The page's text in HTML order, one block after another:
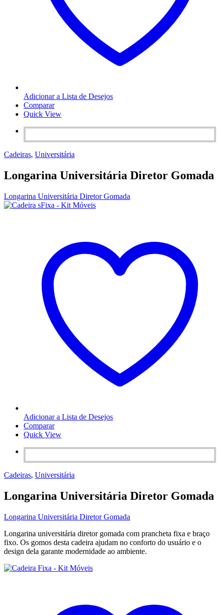
Adicionar a Lista de Desejos
Comparar
Quick View
Cadeiras, Universitária
Longarina Universitária Diretor Gomada
Longarina Universitária Diretor Gomada
Adicionar a Lista de Desejos
Comparar
Quick View
Cadeiras, Universitária
Longarina Universitária Diretor Gomada
Longarina Universitária Diretor Gomada
Longarina universitária diretor gomada com prancheta fixa e braço
fixo. Os gomos desta cadeira ajudam no conforto do usuário e o
design dela garante modernidade ao ambiente.